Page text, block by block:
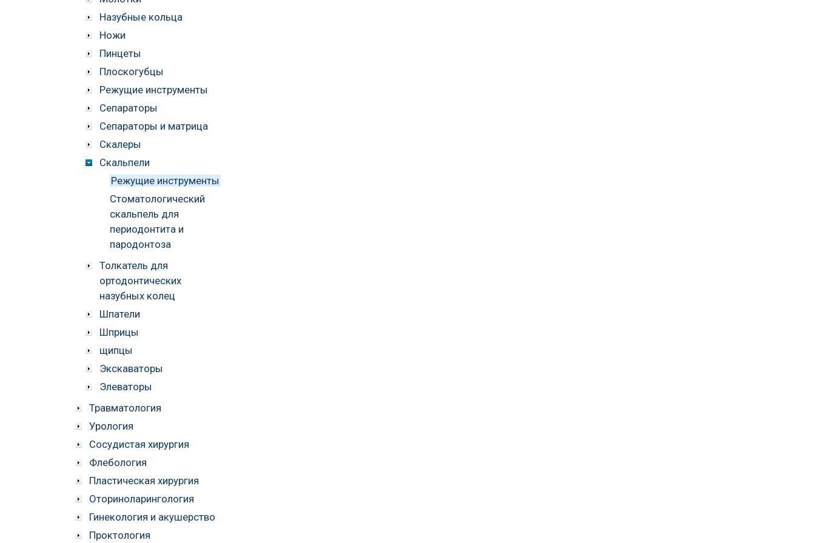
Назубные кольца
Ножи
Пинцеты
Плоскогубцы
Режущие инструменты
Сепараторы
Сепараторы и матрица
Скалеры
Скальпели
Режущие инструменты
Стоматологический
скальпель для
периодонтита и
пародонтоза
Толкатель для
ортодонтических
назубных колец
Шпатели
Шприцы
щипцы
Экскаваторы
Элеваторы
Травматология
Урология
Сосудистая хирургия
Флебология
Пластическая хирургия
Оториноларингология
Гинекология и акушерство
Проктология